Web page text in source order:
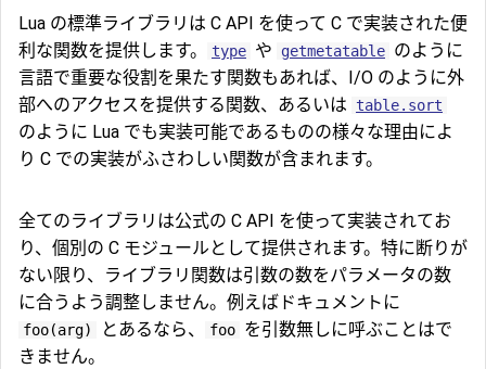
Lua の標準ライブラリは C API を使って C で実装された便
利な関数を提供します。
type や getmetatable のように
言語で重要な役割を果たす関数もあれば、I/O のように外
部へのアクセスを提供する関数、あるいは
table.sort
のように Lua でも実装可能であるものの様々な理由によ
り C での実装がふさわしい関数が含まれます。
全てのライブラリは公式の C API を使って実装されてお
り、個別の C モジュールとして提供されます。特に断りが
ない限り、ライブラリ関数は引数の数をパラメータの数
に合うよう調整しません。例えばドキュメントに
foo(arg) とあるなら、 foo を引数無しに呼ぶことはで
きません。